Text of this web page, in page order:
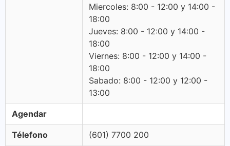
Miercoles: 8:00 - 12:00 y 14:00 -
18:00
Jueves: 8:00 - 12:00 y 14:00 -
18:00
Viernes: 8:00 - 12:00 y 14:00 -
18:00
Sabado: 8:00 - 12:00 y 12:00 -
13:00
Agendar
Télefono (601) 7700 200